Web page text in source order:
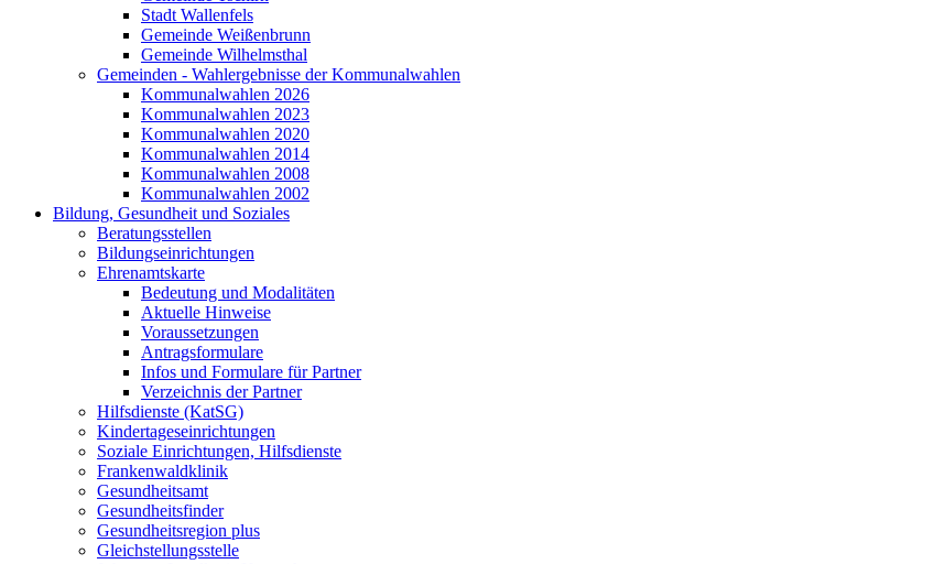
Stadt Wallenfels
Gemeinde Weißenbrunn
Gemeinde Wilhelmsthal
Gemeinden - Wahlergebnisse der Kommunalwahlen
Kommunalwahlen 2026
Kommunalwahlen 2023
Kommunalwahlen 2020
Kommunalwahlen 2014
Kommunalwahlen 2008
Kommunalwahlen 2002
Bildung, Gesundheit und Soziales
Beratungsstellen
Bildungseinrichtungen
Ehrenamtskarte
Bedeutung und Modalitäten
Aktuelle Hinweise
Voraussetzungen
Antragsformulare
Infos und Formulare für Partner
Verzeichnis der Partner
Hilfsdienste (KatSG)
Kindertageseinrichtungen
Soziale Einrichtungen, Hilfsdienste
Frankenwaldklinik
Gesundheitsamt
Gesundheitsfinder
Gesundheitsregion plus
Gleichstellungsstelle